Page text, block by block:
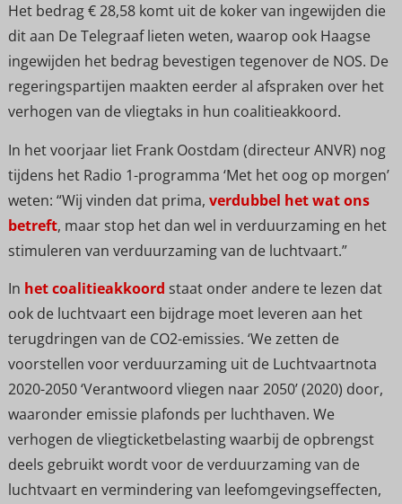
Het bedrag € 28,58 komt uit de koker van ingewijden die
dit aan De Telegraaf lieten weten, waarop ook Haagse
ingewijden het bedrag bevestigen tegenover de NOS. De
regeringspartijen maakten eerder al afspraken over het
verhogen van de vliegtaks in hun coalitieakkoord.
In het voorjaar liet Frank Oostdam (directeur ANVR) nog
tijdens het Radio 1-programma ‘Met het oog op morgen’
weten: “Wij vinden dat prima, verdubbel het wat ons
betreft, maar stop het dan wel in verduurzaming en het
stimuleren van verduurzaming van de luchtvaart.”
In het coalitieakkoord staat onder andere te lezen dat
ook de luchtvaart een bijdrage moet leveren aan het
terugdringen van de CO2-emissies. ‘We zetten de
voorstellen voor verduurzaming uit de Luchtvaartnota
2020-2050 ‘Verantwoord vliegen naar 2050’ (2020) door,
waaronder emissie plafonds per luchthaven. We
verhogen de vliegticketbelasting waarbij de opbrengst
deels gebruikt wordt voor de verduurzaming van de
luchtvaart en vermindering van leefomgevingseffecten,